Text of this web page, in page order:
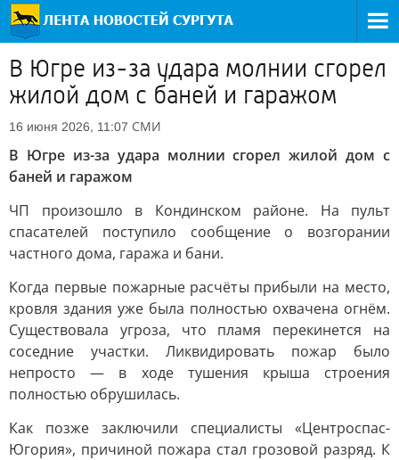
В Югре из-за удара молнии сгорел
жилой дом с баней и гаражом
16 июня 2026, 11:07 СМИ
В Югре из-за удара молнии сгорел жилой дом с
баней и гаражом
ЧП произошло в Кондинском районе. На пульт
спасателей поступило сообщение о возгорании
частного дома, гаража и бани.
Когда первые пожарные расчёты прибыли на место,
кровля здания уже была полностью охвачена огнём.
Существовала угроза, что пламя перекинется на
соседние участки. Ликвидировать пожар было
непросто — в ходе тушения крыша строения
полностью обрушилась.
Как позже заключили специалисты «Центроспас-
Югория», причиной пожара стал грозовой разряд. К